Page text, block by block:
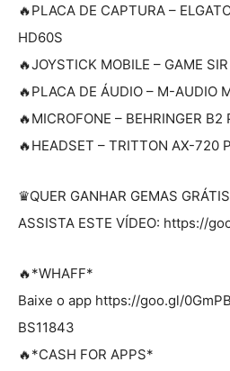
🔥PLACA DE CAPTURA –
HD60S
🔥JOYSTICK MOBILE – GAME
🔥PLACA DE ÁUDIO – M-AUDIO
🔥MICROFONE – BEHRINGER
🔥HEADSET – TRITTON AX-720
♛QUER GANHAR GEMAS
ASSISTA ESTE VÍDEO: https://
🔥*WHAFF*
Baixe o app https://goo.gl/
BS11843
🔥*CASH FOR APPS*